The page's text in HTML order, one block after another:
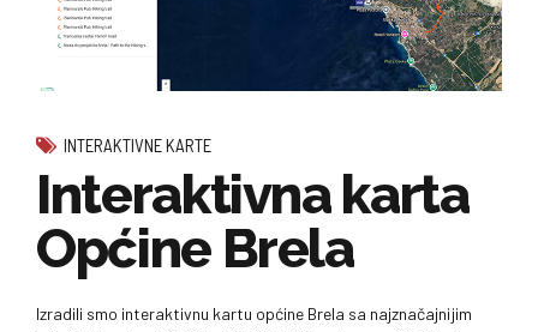
INTERAKTIVNE KARTE
Interaktivna karta
Općine Brela
Izradili smo interaktivnu kartu općine Brela sa najznačajnijim